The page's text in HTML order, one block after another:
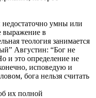
недостаточно умны или
выражение в
теология занимается
Августин: “Бог не
и это определение не
исповедую и
бога нельзя считать
их полной